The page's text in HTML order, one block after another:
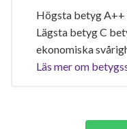
Högsta betyg A++
Lägsta betyg C
ekonomiska
Läs mer om